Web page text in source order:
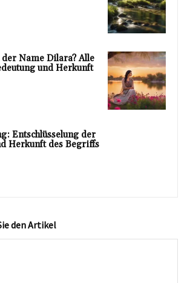
der Name Dilara? Alle
und Herkunft
Entschlüsselung der
Herkunft des Begriffs
den Artikel